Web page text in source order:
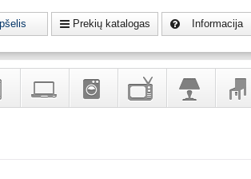
Prekių katalogas Informacija
namų